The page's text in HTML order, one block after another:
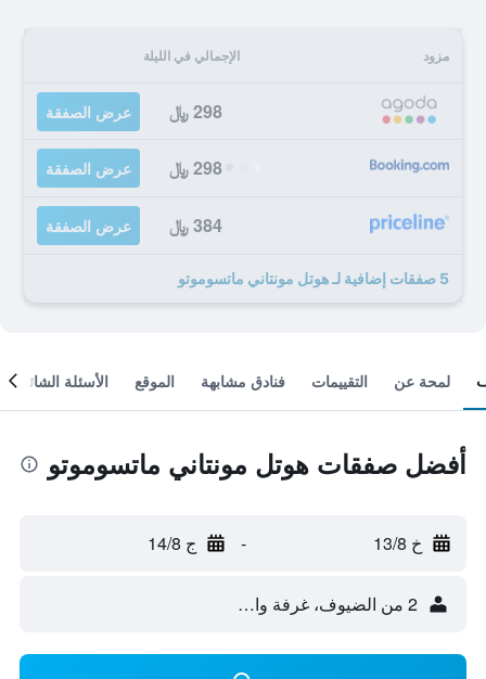
مزود الإجمالي في الليلة
298 ﷼ عرض الصفقة
298 ﷼ عرض الصفقة
384 ﷼ عرض الصفقة
5 صفقات إضافية لـ هوتل مونتاني ماتسوموتو
لمحة عن التقييمات فنادق مشابهة الموقع الأسئلة الشائعة
أفضل صفقات هوتل مونتاني ماتسوموتو
خ 13/8 - ج 14/8
2 من الضيوف، غرفة واحدة